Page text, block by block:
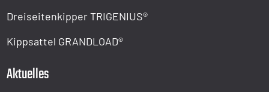
Dreiseitenkipper TRIGENIUS®
Kippsattel GRANDLOAD®
Aktuelles